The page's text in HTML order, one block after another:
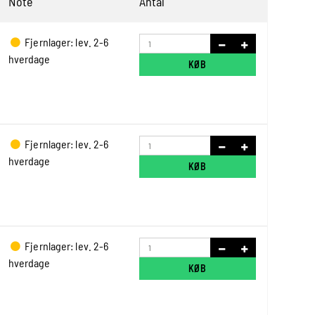
Fjernlager: lev. 2-6
hverdage
KØB
Fjernlager: lev. 2-6
hverdage
KØB
Fjernlager: lev. 2-6
hverdage
KØB